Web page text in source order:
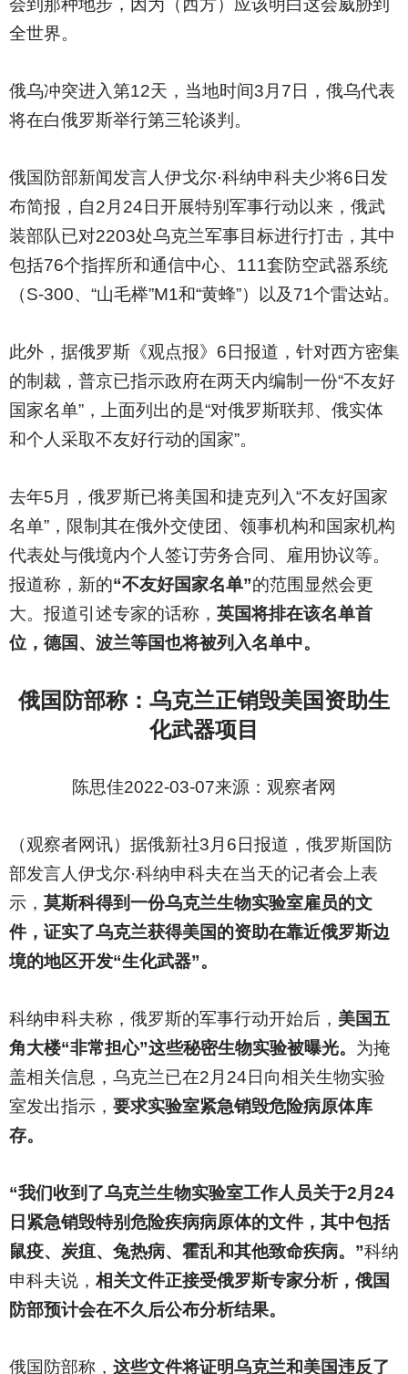
会到那种地步，因为（西方）应该明白这会威胁到
全世界。
俄乌冲突进入第12天，当地时间3月7日，俄乌代表
将在白俄罗斯举行第三轮谈判。
俄国防部新闻发言人伊戈尔·科纳申科夫少将6日发
布简报，自2月24日开展特别军事行动以来，俄武
装部队已对2203处乌克兰军事目标进行打击，其中
包括76个指挥所和通信中心、111套防空武器系统
（S-300、“山毛榉”M1和“黄蜂”）以及71个雷达站。
此外，据俄罗斯《观点报》6日报道，针对西方密集
的制裁，普京已指示政府在两天内编制一份“不友好
国家名单”，上面列出的是“对俄罗斯联邦、俄实体
和个人采取不友好行动的国家”。
去年5月，俄罗斯已将美国和捷克列入“不友好国家
名单”，限制其在俄外交使团、领事机构和国家机构
代表处与俄境内个人签订劳务合同、雇用协议等。
报道称，新的“不友好国家名单”的范围显然会更
大。报道引述专家的话称， 英国将排在该名单首
位，德国、波兰等国也将被列入名单中。
俄国防部称：乌克兰正销毁美国资助生
化武器项目
陈思佳2022-03-07来源：观察者网
（观察者网讯）据俄新社3月6日报道，俄罗斯国防
部发言人伊戈尔·科纳申科夫在当天的记者会上表
示， 莫斯科得到一份乌克兰生物实验室雇员的文
件，证实了乌克兰获得美国的资助在靠近俄罗斯边
境的地区开发“生化武器”。
科纳申科夫称，俄罗斯的军事行动开始后， 美国五
角大楼“非常担心”这些秘密生物实验被曝光。 为掩
盖相关信息，乌克兰已在2月24日向相关生物实验
室发出指示， 要求实验室紧急销毁危险病原体库
存。
“我们收到了乌克兰生物实验室工作人员关于2月24
日紧急销毁特别危险疾病病原体的文件，其中包括
鼠疫、炭疽、兔热病、霍乱和其他致命疾病。”科纳
申科夫说， 相关文件正接受俄罗斯专家分析，俄国
防部预计会在不久后公布分析结果。
俄国防部称， 这些文件将证明乌克兰和美国违反了